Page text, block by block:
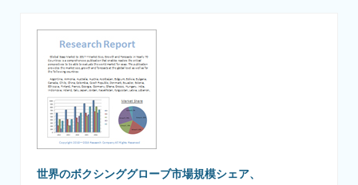
世界のボクシンググローブ市場規模シェア、